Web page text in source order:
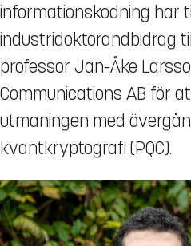
informationskodning har
industridoktorandbidrag
professor Jan-Åke
Communications AB för
utmaningen med
kvantkryptografi (PQC).